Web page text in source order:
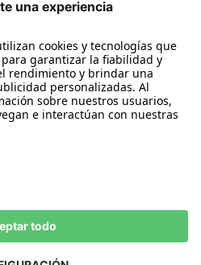
Declarar el desistimiento
de cookies